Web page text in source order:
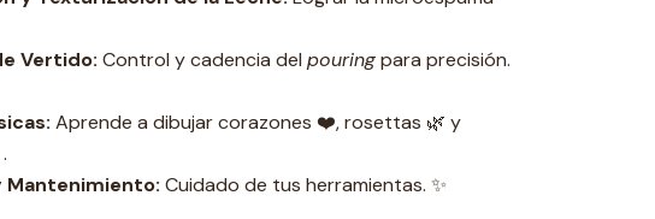
Vertido: Control y cadencia del pouringpara precisión.
Aprende a dibujar corazones ❤️, rosettas 🌿 y
Mantenimiento: Cuidado de tus herramientas. ✨